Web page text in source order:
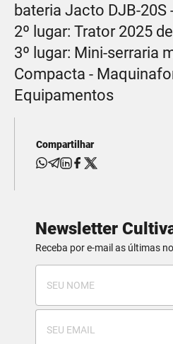
bateria Jacto DJB-
2º lugar: Trator 2025
3º lugar: Mini-serraria
Compacta -
Equipamentos
Compartilhar
Newsletter
Receba por e-mail as últimas